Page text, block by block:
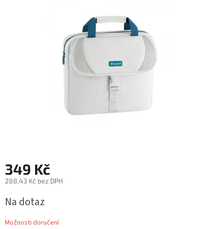
349 Kč
288,43 Kč bez DPH
cena:
Na dotaz
Možnosti doručení